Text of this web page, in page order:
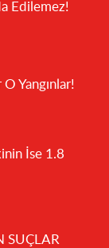
Edilemez!
Yangınlar!
İse 1.8
SUÇLAR